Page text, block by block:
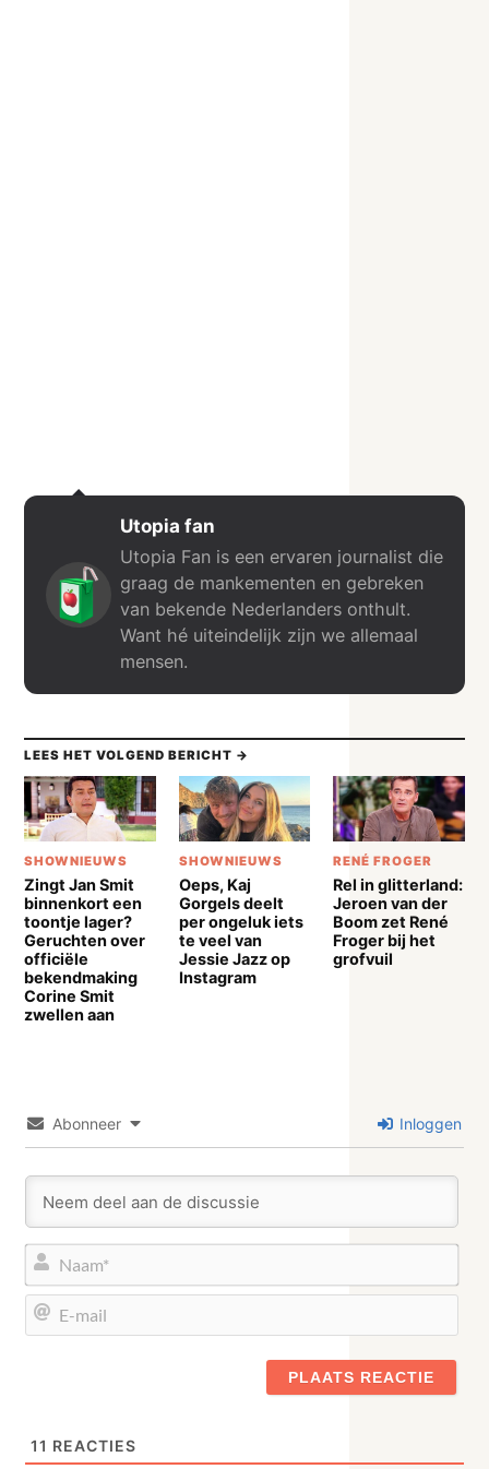
Utopia fan
Utopia Fan is een ervaren journalist die
graag de mankementen en gebreken
van bekende Nederlanders onthult.
Want hé uiteindelijk zijn we allemaal
mensen.
LEES HET VOLGEND BERICHT →
SHOWNIEUWS
Zingt Jan Smit
binnenkort een
toontje lager?
Geruchten over
officiële
bekendmaking
Corine Smit
zwellen aan
SHOWNIEUWS
Oeps, Kaj
Gorgels deelt
per ongeluk iets
te veel van
Jessie Jazz op
Instagram
RENÉ FROGER
Rel in glitterland:
Jeroen van der
Boom zet René
Froger bij het
grofvuil
Abonneer Inloggen
11 REACTIES